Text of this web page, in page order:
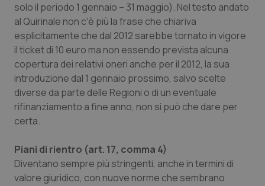
solo il periodo 1 gennaio – 31 maggio). Nel testo andato
al Quirinale non c'è più la frase che chiariva
esplicitamente che dal 2012 sarebbe tornato in vigore
il ticket di 10 euro ma non essendo prevista alcuna
copertura dei relativi oneri anche per il 2012, la sua
introduzione dal 1 gennaio prossimo, salvo scelte
diverse da parte delle Regioni o di un eventuale
rifinanziamento a fine anno, non si può che dare per
certa.
Piani di rientro (art. 17, comma 4)
Diventano sempre più stringenti, anche in termini di
valore giuridico, con nuove norme che sembrano